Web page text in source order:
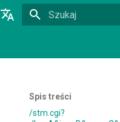
Spis treści
/stm.cgi?